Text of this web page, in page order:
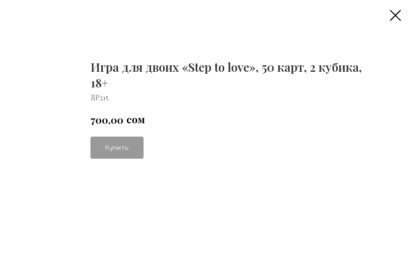
Игра для двоих «Step to love», 50 карт, 2 кубика,
18+
ДР215
700,00 сом
Купить